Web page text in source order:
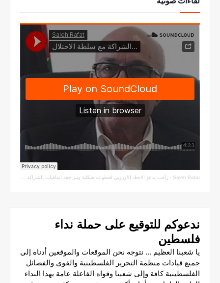
Saleh Rafat
· رأفت يدعو الاتحاد الأوروبي لخطوات هيكلية ومراجعة اتفاقيات الشراكة مع سلطة الاحتلال